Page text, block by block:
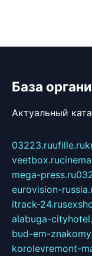
База
Актуальный
03223.ruufille.ru
veetbox.ru
mega-press.ru
eurovision-
itrack-24.ru
alabuga-
bud-em-
korolevremont-